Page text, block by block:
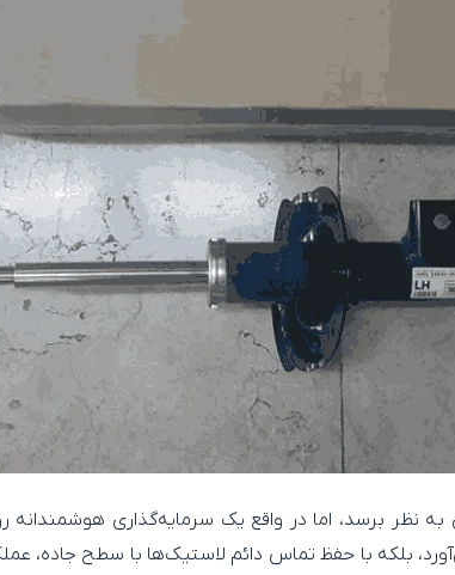
به نظر برسد، اما در واقع یک سرمایه‌گذاری
بلکه با حفظ تماس دائم لاستیک‌ها با سطح جاده،